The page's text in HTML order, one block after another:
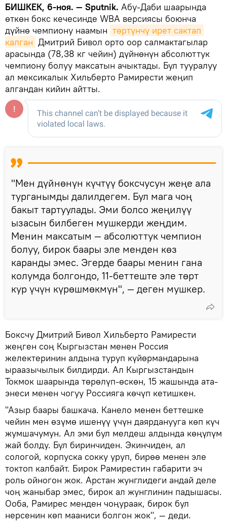
БИШКЕК, 6-ноя. — Sputnik. Абу-Даби шаарында
өткөн бокс кечесинде WBA версиясы боюнча
дүйнө чемпиону наамын төртүнчү ирет сактап
калган Дмитрий Бивол орто оор салмактагылар
арасында (78,38 кг чейин) дүйнөнүн абсолюттук
чемпиону болуу максатын ачыктады. Бул тууралуу
ал мексикалык Хильберто Рамирести жеңип
алгандан кийин айтты.
"Мен дүйнөнүн күчтүү боксчусун жеңе ала
турганымды далилдегем. Бул мага чоң
бакыт тартуулады. Эми болсо жеңилүү
ызасын билбеген мушкерди жеңдим.
Менин максатым — абсолюттук чемпион
болуу, бирок баары эле менден көз
каранды эмес. Эгерде баары менин гана
колумда болгондо, 11-беттеште эле төрт
кур үчүн күрөшмөкмүн", — деген мушкер.
Боксчу Дмитрий Бивол Хильберто Рамирести
жеңген соң Кыргызстан менен Россия
желектеринин алдына туруп күйөрмандарына
ыраазычылык билдирди. Ал Кыргызстандын
Токмок шаарында төрөлүп-өскөн, 15 жашында ата-
энеси менен чогуу Россияга көчүп кетишкен.
"Азыр баары башкача. Канело менен беттешке
чейин мен өзүмө ишенүү үчүн даярданууга көп күч
жумшачумун. Ал эми бул мелдеш алдында көңүлүм
жай болду. Бул биринчиден. Экинчиден, ал
сологой, корпуска сокку уруп, бирөө менен эле
токтоп калбайт. Бирок Рамирестин габарити эч
роль ойногон жок. Арстан жунглидеги андай деле
чоң жаныбар эмес, бирок ал жунглинин падышасы.
Ооба, Рамирес менден чоңураак, бирок бул
нерсенин көп мааниси болгон жок", — деди.